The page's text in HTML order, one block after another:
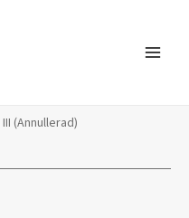
(Annullerad)